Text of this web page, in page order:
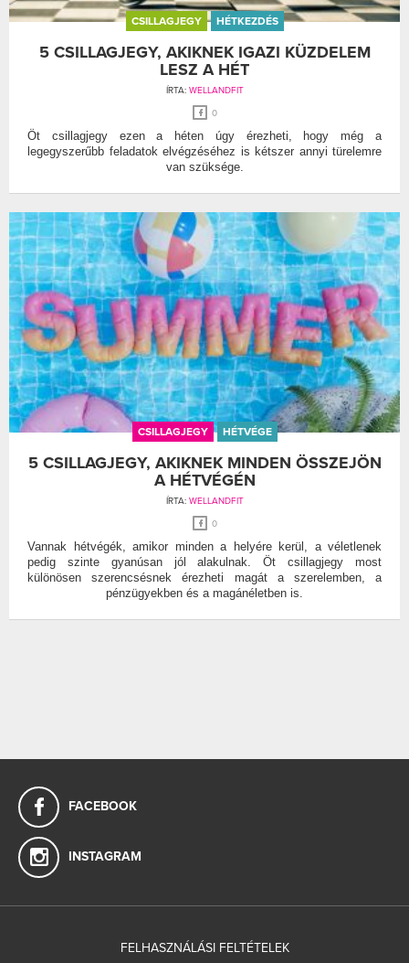
CSILLAGJEGY HÉTKEZDÉS
5 CSILLAGJEGY, AKIKNEK IGAZI KÜZDELEM
LESZ A HÉT
ÍRTA: WELLANDFIT
0
Öt csillagjegy ezen a héten úgy érezheti, hogy még a
legegyszerűbb feladatok elvégzéséhez is kétszer annyi türelemre
van szüksége.
CSILLAGJEGY HÉTVÉGE
5 CSILLAGJEGY, AKIKNEK MINDEN ÖSSZEJÖN
A HÉTVÉGÉN
ÍRTA: WELLANDFIT
0
Vannak hétvégék, amikor minden a helyére kerül, a véletlenek
pedig szinte gyanúsan jól alakulnak. Öt csillagjegy most
különösen szerencsésnek érezheti magát a szerelemben, a
pénzügyekben és a magánéletben is.
FACEBOOK
INSTAGRAM
FELHASZNÁLÁSI FELTÉTELEK